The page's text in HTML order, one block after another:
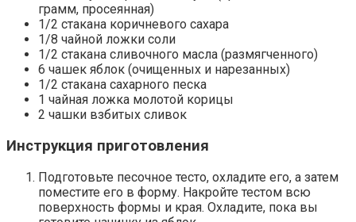
грамм, просеянная)
1/2 стакана коричневого сахара
1/8 чайной ложки соли
1/2 стакана сливочного масла (размягченного)
6 чашек яблок (очищенных и нарезанных)
1/2 стакана сахарного песка
1 чайная ложка молотой корицы
2 чашки взбитых сливок
Инструкция приготовления
Подготовьте песочное тесто, охладите его, а затем
поместите его в форму. Накройте тестом всю
поверхность формы и края. Охладите, пока вы